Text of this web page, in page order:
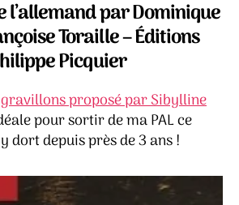
l’allemand par Dominique
Toraille – Éditions
Picquier
proposé par Sibylline
pour sortir de ma PAL ce
dort depuis près de 3 ans !